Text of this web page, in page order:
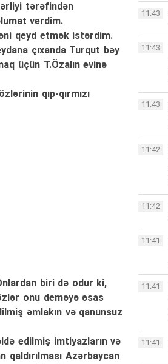
tərəfindən
verdim.
qeyd etmək istərdim.
çıxanda Turqut bəy
üçün T.Özalın evinə
qıp-qırmızı
biri də odur ki,
onu deməyə əsas
əmlakın və qanunsuz
edilmiş imtiyazların və
Azərbaycan
11:43
11:43
11:43
11:42
11:42
11:41
11:41
11:41